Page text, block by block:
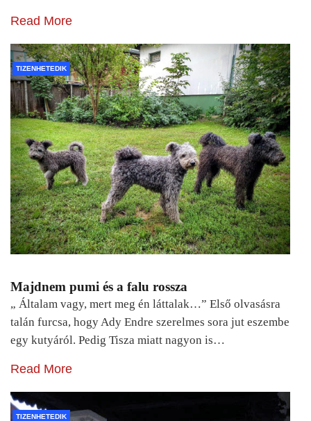
Read More
TIZENHETEDIK
Majdnem pumi és a falu rossza
„ Általam vagy, mert meg én láttalak…” Első olvasásra
talán furcsa, hogy Ady Endre szerelmes sora jut eszembe
egy kutyáról. Pedig Tisza miatt nagyon is…
Read More
TIZENHETEDIK